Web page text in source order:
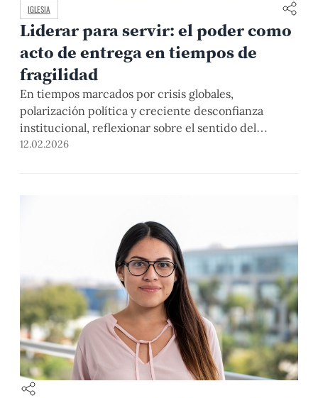
IGLESIA
Liderar para servir: el poder como
acto de entrega en tiempos de
fragilidad
En tiempos marcados por crisis globales,
polarización política y creciente desconfianza
institucional, reflexionar sobre el sentido del
liderazgo público se vuelve no solo necesario, sino
una perspectiva humana, colectiva […]
12.02.2026